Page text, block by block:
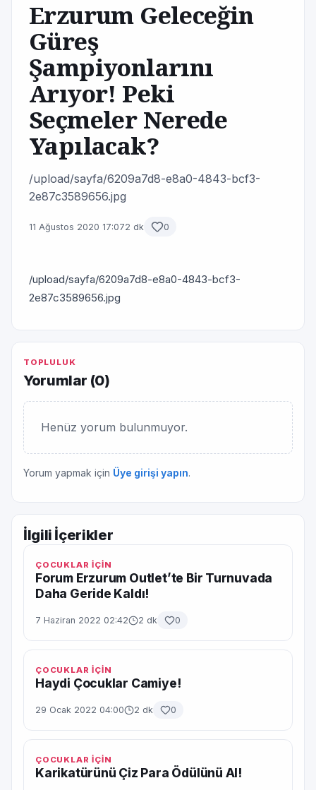
Erzurum Geleceğin
Güreş
Şampiyonlarını
Arıyor! Peki
Seçmeler Nerede
Yapılacak?
/upload/sayfa/6209a7d8-e8a0-4843-bcf3-
2e87c3589656.jpg
11 Ağustos 2020 17:072 dk 0
/upload/sayfa/6209a7d8-e8a0-4843-bcf3-
2e87c3589656.jpg
TOPLULUK
Yorumlar (0)
Henüz yorum bulunmuyor.
Yorum yapmak için Üye girişi yapın.
İlgili İçerikler
ÇOCUKLAR İÇİN
Forum Erzurum Outlet’te Bir Turnuvada
Daha Geride Kaldı!
7 Haziran 2022 02:42 2 dk 0
ÇOCUKLAR İÇİN
Haydi Çocuklar Camiye!
29 Ocak 2022 04:00 2 dk 0
ÇOCUKLAR İÇİN
Karikatürünü Çiz Para Ödülünü Al!